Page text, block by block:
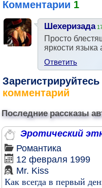
Комментарии 1
Шехеризада
Просто
яркости языка
Ответить
Зарегистрируйтесь
комментарий
Последние рассказы
Эротический
Романтика
12 февраля 1999
Mr. Kiss
Как всегда в первый